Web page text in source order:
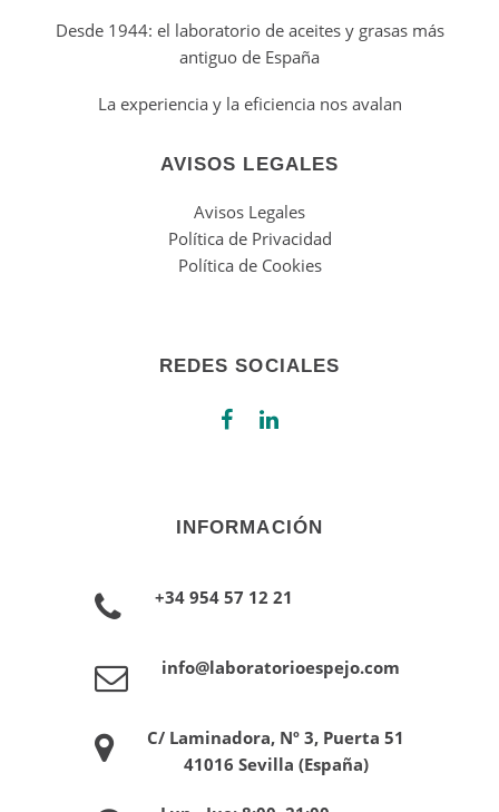
Desde 1944: el laboratorio de aceites y grasas más
antiguo de España
La experiencia y la eficiencia nos avalan
AVISOS LEGALES
Avisos Legales
Política de Privacidad
Política de Cookies
REDES SOCIALES
INFORMACIÓN
+34 954 57 12 21
info@laboratorioespejo.com
C/ Laminadora, Nº 3, Puerta 51
41016 Sevilla (España)